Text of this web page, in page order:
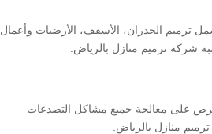
ترميم الجدران، الأسقف، الأرضيات وأعمال
شركة ترميم منازل بالرياض.
على معالجة جميع مشاكل التصدعات
منازل بالرياض.